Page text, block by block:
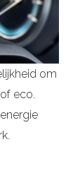
om
eco.